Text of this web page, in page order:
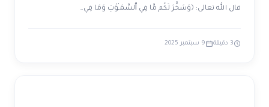
قال الله تعالى: ﴿وَسَخَّرَ لَكُم مَّا فِي ٱلسَّمَـٰوَٰتِ وَمَا فِي…
3 دقيقة 9 سبتمبر 2025